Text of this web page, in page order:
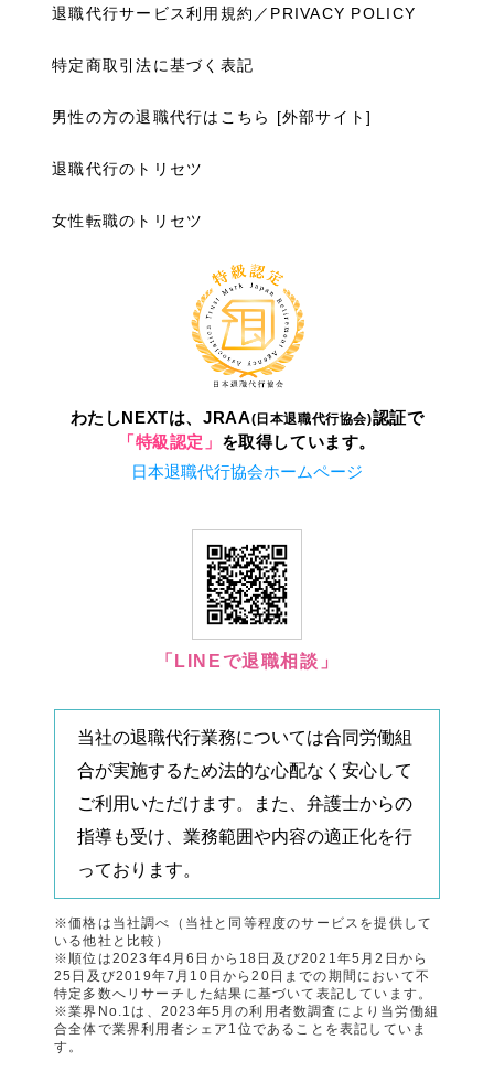
退職代行サービス利用規約／PRIVACY POLICY
特定商取引法に基づく表記
男性の方の退職代行はこちら [外部サイト]
退職代行のトリセツ
女性転職のトリセツ
わたしNEXTは、JRAA(日本退職代行協会)認証で
「特級認定」 を取得しています。
日本退職代行協会ホームページ
「LINEで退職相談」
当社の退職代行業務については合同労働組
合が実施するため法的な心配なく安心して
ご利用いただけます。また、弁護士からの
指導も受け、業務範囲や内容の適正化を行
っております。
※価格は当社調べ（当社と同等程度のサービスを提供して
いる他社と比較）
※順位は2023年4月6日から18日及び2021年5月2日から
25日及び2019年7月10日から20日までの期間において不
特定多数へリサーチした結果に基づいて表記しています。
※業界No.1は、2023年5月の利用者数調査により当労働組
合全体で業界利用者シェア1位であることを表記していま
す。